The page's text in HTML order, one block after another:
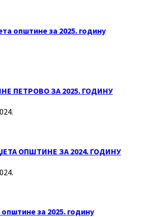
општине за 2025. годину
ПЕТРОВО ЗА 2025. ГОДИНУ
ОПШТИНЕ ЗА 2024. ГОДИНУ
за 2025. годину